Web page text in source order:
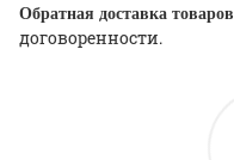
Обратная доставка товаров
договоренности.